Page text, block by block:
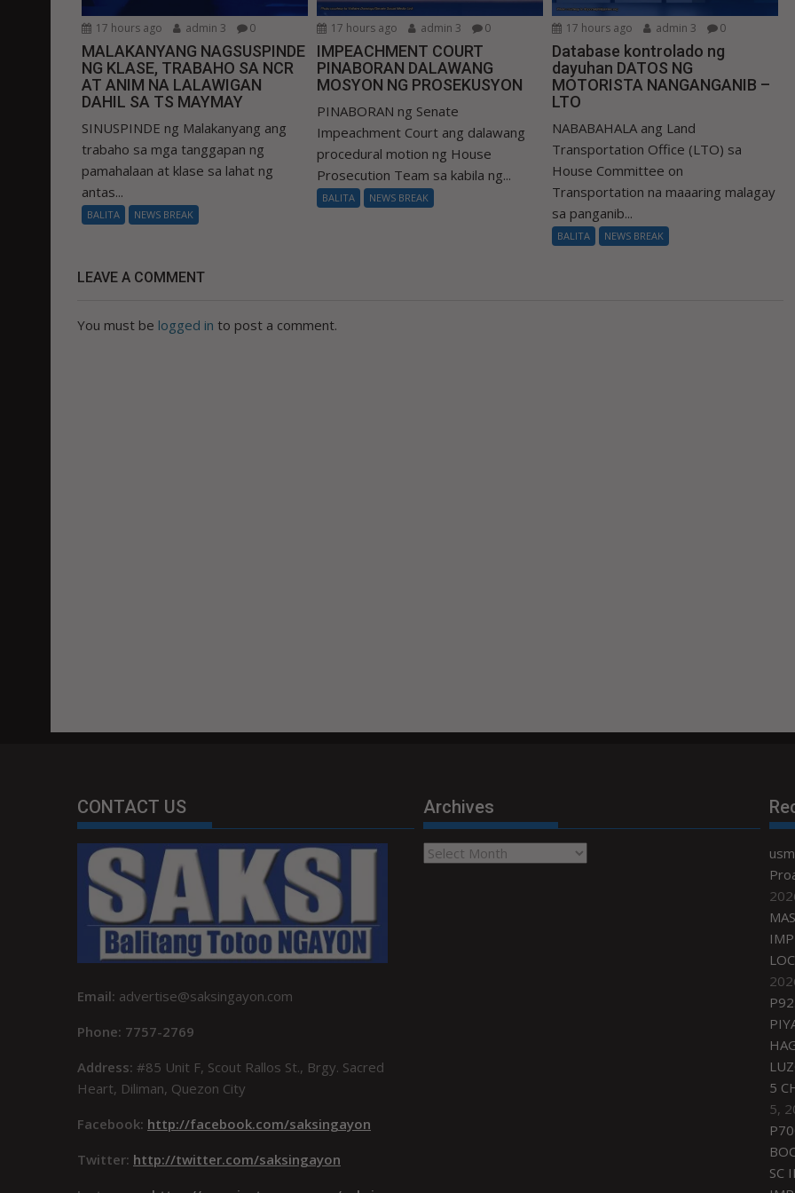
17 hours ago admin 3 0
MALAKANYANG NAGSUSPINDE
NG KLASE, TRABAHO SA NCR
AT ANIM NA LALAWIGAN
DAHIL SA TS MAYMAY
SINUSPINDE ng Malakanyang ang
trabaho sa mga tanggapan ng
pamahalaan at klase sa lahat ng
antas...
BALITA NEWS BREAK
17 hours ago admin 3 0
IMPEACHMENT COURT
PINABORAN DALAWANG
MOSYON NG PROSEKUSYON
PINABORAN ng Senate
Impeachment Court ang dalawang
procedural motion ng House
Prosecution Team sa kabila ng...
BALITA NEWS BREAK
17 hours ago admin 3 0
Database kontrolado ng
dayuhan DATOS NG
MOTORISTA NANGANGANIB –
LTO
NABABAHALA ang Land
Transportation Office (LTO) sa
House Committee on
Transportation na maaaring malagay
sa panganib...
BALITA NEWS BREAK
LEAVE A COMMENT
You must be logged in to post a comment.
CONTACT US
Email: advertise@saksingayon.com
Phone: 7757-2769
Address: #85 Unit F, Scout Rallos St., Brgy. Sacred
Heart, Diliman, Quezon City
Facebook: http://facebook.com/saksingayon
Twitter: http://twitter.com/saksingayon
Archives
Archives
5
5,
SC